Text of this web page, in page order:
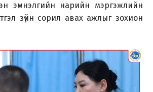
эмнэлгийн нарийн мэргэжлийн
зүйн сорил авах ажлыг зохион